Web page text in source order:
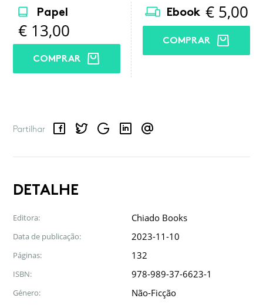
Papel
€ 13,00
COMPRAR
Ebook € 5,00
COMPRAR
Partilhar
FacebookTwitterGoogle LinkedInEmail
DETALHE
Editora: Chiado Books
Data de publicação: 2023-11-10
Páginas: 132
ISBN: 978-989-37-6623-1
Género: Não-Ficção